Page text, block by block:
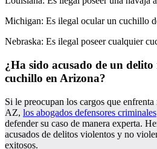
Michigan: Es ilegal ocular un cuchillo
Nebraska: Es ilegal poseer cualquier
¿Ha sido acusado de un
cuchillo en Arizona?
Si le preocupan los cargos que
AZ, los abogados defensores criminales
defender su caso de manera experta.
acusados de delitos violentos y no
exitosos.